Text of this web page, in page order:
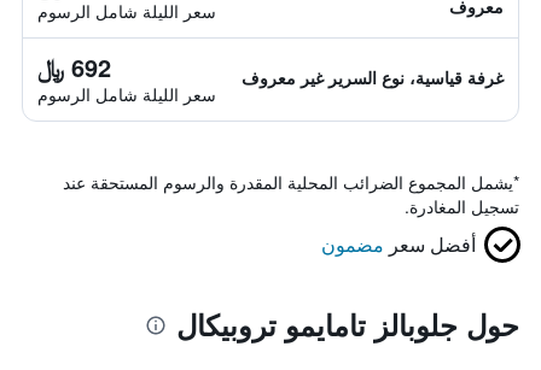
معروف
سعر الليلة شامل الرسوم
غرفة قياسية، نوع السرير غير معروف 692 ﷼
سعر الليلة شامل الرسوم
*يشمل المجموع الضرائب المحلية المقدرة والرسوم المستحقة عند
تسجيل المغادرة.
أفضل سعر مضمون
حول جلوبالز تامايمو تروبيكال